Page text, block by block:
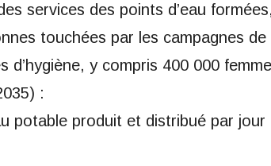
services des points d’eau
touchées par les campagnes
d’hygiène, y compris 400 000
:
potable produit et distribué par